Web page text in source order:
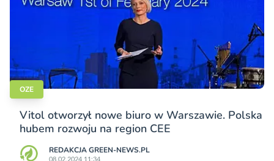
OZE
Vitol otworzył nowe biuro w Warszawie. Polska
hubem rozwoju na region CEE
REDAKCJA GREEN-NEWS.PL
08.02.2024 11:34